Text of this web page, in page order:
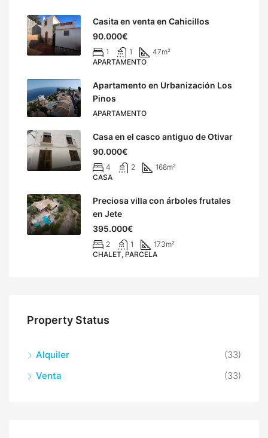
Casita en venta en Cahicillos
90.000€
1 1 47m²
APARTAMENTO
Apartamento en Urbanización Los
Pinos
APARTAMENTO
Casa en el casco antiguo de Otivar
90.000€
4 2 168m²
CASA
Preciosa villa con árboles frutales
en Jete
395.000€
2 1 173m²
CHALET, PARCELA
Property Status
Alquiler
(33)
Venta
(33)